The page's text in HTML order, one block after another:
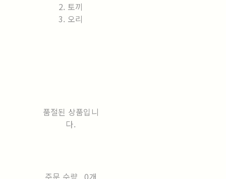
2. 토끼
3. 오리
품절된 상품입니
다.
주문 수량 0개